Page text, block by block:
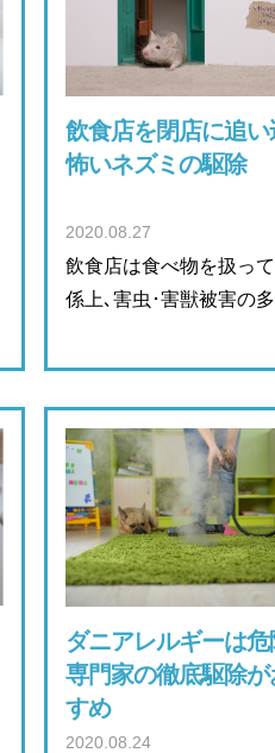
飲食店を閉店に追い
怖いネズミの駆除
2020.08.27
飲食店は食べ物を扱っ
係上､害虫･害獣被害の
ダニアレルギーは危
専門家の徹底駆除が
すめ
2020.08.24